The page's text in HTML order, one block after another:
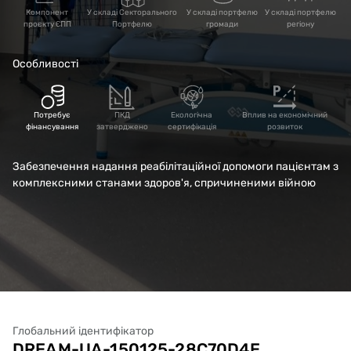
адресою: вул. Олени
Теліги, 4 в м. Черкаси
Компонент
проєкту ЄПП
У складі Секторального
Портфелю
У складі портфелю
громади
У складі портфелю
регіону
Особливості
Потребує
фінансування
ПКД
затверджено
Екологічна
сертифікація
Вплив на економічний
розвиток
Забезпечення надання реабілітаційної допомоги пацієнтам з
комплексними станами здоров'я, спричиненими війною
Глобальний ідентифікатор